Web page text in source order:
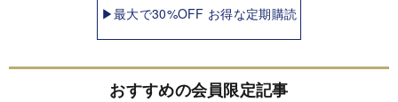
▶最大で30%OFF お得な定期購読
おすすめの会員限定記事